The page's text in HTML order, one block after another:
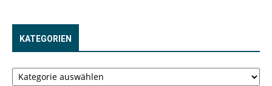
KATEGORIEN
Kategorien